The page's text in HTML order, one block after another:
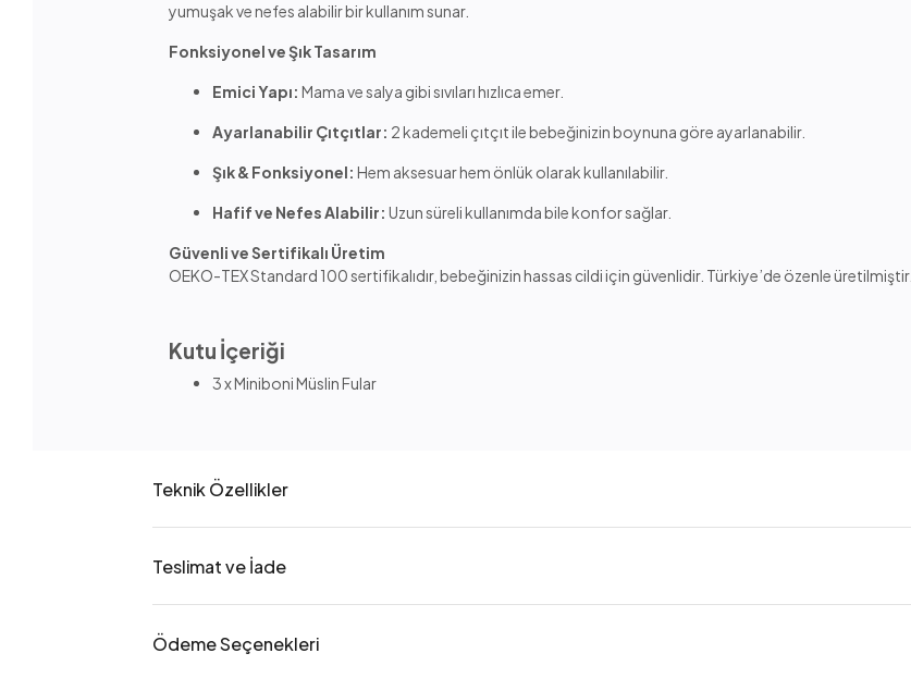
yumuşak ve nefes alabilir bir kullanım sunar.
Fonksiyonel ve Şık Tasarım
Emici Yapı: Mama ve salya gibi sıvıları hızlıca emer.
Ayarlanabilir Çıtçıtlar: 2 kademeli çıtçıt ile bebeğinizin boynuna göre ayarlanabilir.
Şık & Fonksiyonel: Hem aksesuar hem önlük olarak kullanılabilir.
Hafif ve Nefes Alabilir: Uzun süreli kullanımda bile konfor sağlar.
Güvenli ve Sertifikalı Üretim
OEKO-TEX Standard 100 sertifikalıdır, bebeğinizin hassas cildi için güvenlidir. Türkiye’de özenle üretilmiştir.
Kutu İçeriği
3 x Miniboni Müslin Fular
Teknik Özellikler
Teslimat ve İade
Ödeme Seçenekleri